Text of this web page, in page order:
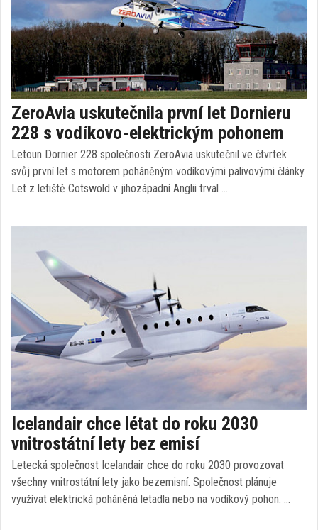
ZeroAvia uskutečnila první let Dornieru
228 s vodíkovo-elektrickým pohonem
Letoun Dornier 228 společnosti ZeroAvia uskutečnil ve čtvrtek
svůj první let s motorem poháněným vodíkovými palivovými články.
Let z letiště Cotswold v jihozápadní Anglii trval …
Icelandair chce létat do roku 2030
vnitrostátní lety bez emisí
Letecká společnost Icelandair chce do roku 2030 provozovat
všechny vnitrostátní lety jako bezemisní. Společnost plánuje
využívat elektrická poháněná letadla nebo na vodíkový pohon. …